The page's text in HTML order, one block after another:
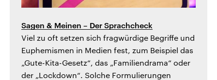
Sagen & Meinen – Der Sprachcheck
Viel zu oft setzen sich fragwürdige Begriffe und
Euphemismen in Medien fest, zum Beispiel das
„Gute-Kita-Gesetz“, das „Familiendrama“ oder
der „Lockdown“. Solche Formulierungen